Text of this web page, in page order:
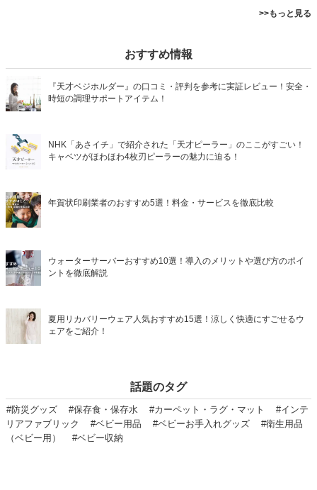
>>もっと見る
おすすめ情報
『天才ベジホルダー』の口コミ・評判を参考に実証レビュー！安全・
時短の調理サポートアイテム！
NHK「あさイチ」で紹介された「天才ピーラー」のここがすごい！
キャベツがほわほわ4枚刃ピーラーの魅力に迫る！
年賀状印刷業者のおすすめ5選！料金・サービスを徹底比較
ウォーターサーバーおすすめ10選！導入のメリットや選び方のポイ
ントを徹底解説
夏用リカバリーウェア人気おすすめ15選！涼しく快適にすごせるウ
ェアをご紹介！
話題のタグ
#防災グッズ #保存食・保存水 #カーペット・ラグ・マット
#インテ
リアファブリック
#ベビー用品 #ベビーお手入れグッズ
#衛生用品
（ベビー用）
#ベビー収納